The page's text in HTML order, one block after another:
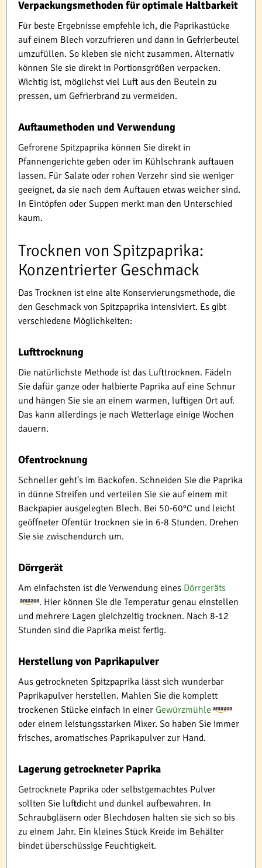
Verpackungsmethoden für optimale Haltbarkeit
Für beste Ergebnisse empfehle ich, die Paprikastücke
auf einem Blech vorzufrieren und dann in Gefrierbeutel
umzufüllen. So kleben sie nicht zusammen. Alternativ
können Sie sie direkt in Portionsgrößen verpacken.
Wichtig ist, möglichst viel Luft aus den Beuteln zu
pressen, um Gefrierbrand zu vermeiden.
Auftaumethoden und Verwendung
Gefrorene Spitzpaprika können Sie direkt in
Pfannengerichte geben oder im Kühlschrank auftauen
lassen. Für Salate oder rohen Verzehr sind sie weniger
geeignet, da sie nach dem Auftauen etwas weicher sind.
In Eintöpfen oder Suppen merkt man den Unterschied
kaum.
Trocknen von Spitzpaprika:
Konzentrierter Geschmack
Das Trocknen ist eine alte Konservierungsmethode, die
den Geschmack von Spitzpaprika intensiviert. Es gibt
verschiedene Möglichkeiten:
Lufttrocknung
Die natürlichste Methode ist das Lufttrocknen. Fädeln
Sie dafür ganze oder halbierte Paprika auf eine Schnur
und hängen Sie sie an einem warmen, luftigen Ort auf.
Das kann allerdings je nach Wetterlage einige Wochen
dauern.
Ofentrocknung
Schneller geht's im Backofen. Schneiden Sie die Paprika
in dünne Streifen und verteilen Sie sie auf einem mit
Backpapier ausgelegten Blech. Bei 50-60°C und leicht
geöffneter Ofentür trocknen sie in 6-8 Stunden. Drehen
Sie sie zwischendurch um.
Dörrgerät
Am einfachsten ist die Verwendung eines Dörrgeräts
. Hier können Sie die Temperatur genau einstellen
und mehrere Lagen gleichzeitig trocknen. Nach 8-12
Stunden sind die Paprika meist fertig.
Herstellung von Paprikapulver
Aus getrockneten Spitzpaprika lässt sich wunderbar
Paprikapulver herstellen. Mahlen Sie die komplett
trockenen Stücke einfach in einer Gewürzmühle
oder einem leistungsstarken Mixer. So haben Sie immer
frisches, aromatisches Paprikapulver zur Hand.
Lagerung getrockneter Paprika
Getrocknete Paprika oder selbstgemachtes Pulver
sollten Sie luftdicht und dunkel aufbewahren. In
Schraubgläsern oder Blechdosen halten sie sich so bis
zu einem Jahr. Ein kleines Stück Kreide im Behälter
bindet überschüssige Feuchtigkeit.